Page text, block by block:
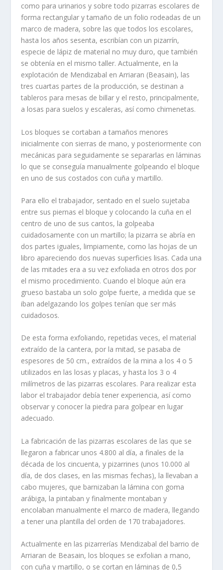
como para urina­rios y sobre todo pizarras escolares de
forma rectangular y tamaño de un folio rodeadas de un
marco de madera, sobre las que todos los escolares,
hasta los años sesenta, escribían con un pizarrín,
especie de lápiz de ma­terial no muy duro, que también
se obtenía en el mismo taller. Actual­mente, en la
explotación de Mendizabal en Arriaran (Beasain), las
tres cuartas partes de la producción, se destinan a
tableros para mesas de bi­llar y el resto, principalmente,
a losas para suelos y escaleras, así como chimenetas.
Los bloques se cortaban a tamaños menores
inicialmente con sierras de mano, y posteriormente con
mecánicas para seguidamente se separarlas en láminas
lo que se conseguía manualmente golpeando el bloque
en uno de sus costados con cuña y martillo.
Para ello el trabajador, sentado en el suelo sujetaba
entre sus piernas el bloque y colocando la cuña en el
centro de uno de sus cantos, la golpeaba
cuidadosamente con un martillo; la pizarra se abría en
dos partes iguales, limpiamente, como las hojas de un
libro apareciendo dos nuevas superfi­cies lisas. Cada una
de las mitades era a su vez exfoliada en otros dos por
el mismo procedimiento. Cuando el bloque aún era
grueso bastaba un solo golpe fuerte, a medida que se
iban adelgazando los golpes tenían que ser más
cuidadosos.
De esta forma exfoliando, repetidas veces, el material
extraído de la can­tera, por la mitad, se pasaba de
espesores de 50 cm., extraídos de la mina a los 4 o 5
utilizados en las losas y placas, y hasta los 3 o 4
milímetros de las pizarras escolares. Para realizar esta
labor el trabajador debía tener experien­cia, así como
observar y conocer la piedra para golpear en lugar
adecuado.
La fabricación de las pizarras escolares de las que se
llegaron a fabri­car unos 4.800 al día, a finales de la
década de los cincuenta, y pizarrines (unos 10.000 al
día, de dos clases, en las mismas fechas), la llevaban a
cabo mujeres, que barnizaban la lámina con goma
arábiga, la pintaban y finalmente montaban y
encolaban manualmente el marco de madera, lle­gando
a tener una plantilla del orden de 170 trabajadores.
Actualmente en las pizarrerías Mendizabal del barrio de
Arriaran de Beasain, los bloques se exfolian a mano,
con cuña y martillo, o se cortan en láminas de 0,5